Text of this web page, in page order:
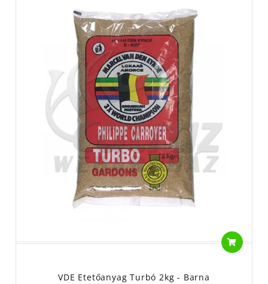
VDE Etetőanyag Turbó 2kg - Barna